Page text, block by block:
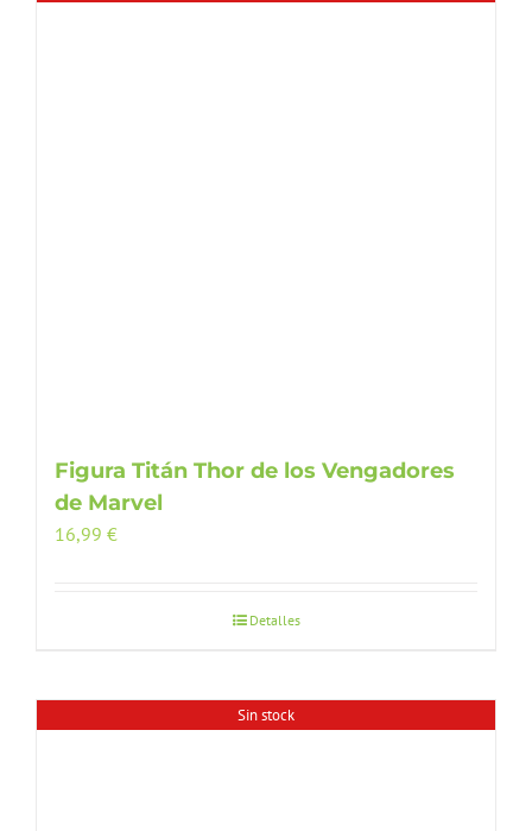
Figura Titán Thor de los Vengadores
de Marvel
16,99 €
Detalles
Sin stock